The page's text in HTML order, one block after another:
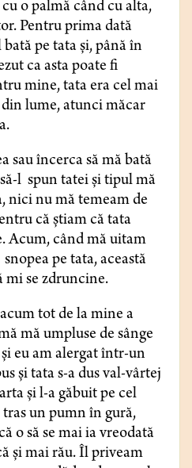
o palmă când cu alta,
Pentru prima dată
pe tata și, până în
ca asta poate fi
mine, tata era cel mai
lume, atunci măcar
sau încerca să mă bată
l spun tatei și tipul mă
nici nu mă temeam de
că știam că tata
Acum, când mă uitam
pe tata, această
mi se zdruncine.
tot de la mine a
mă umpluse de sânge
eu am alergat într-un
și tata s-a dus val-vârtej
și l-a găbuit pe cel
tras un pumn în gură,
o să se mai ia vreodată
și mai rău. Îl priveam